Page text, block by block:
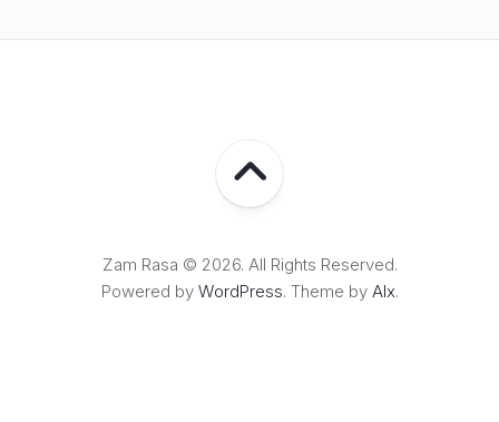
Zam Rasa © 2026. All Rights Reserved.
Powered by WordPress. Theme by Alx.